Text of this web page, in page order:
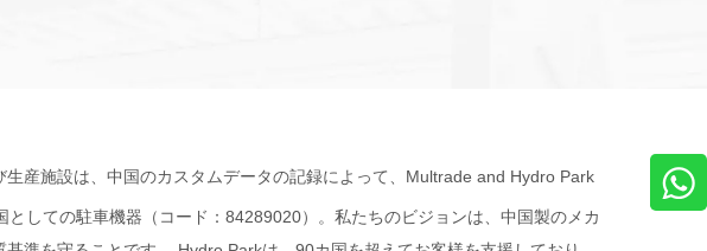
産施設は、中国のカスタムデータの記録によって、Multrade and Hydro Park
しての駐車機器（コード：84289020）。私たちのビジョンは、中国製のメカ